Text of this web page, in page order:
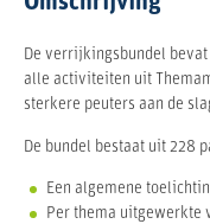
De verrijkingsbundel
alle activiteiten uit
sterkere peuters aan de
De bundel bestaat uit 228
Een algemene
Per thema